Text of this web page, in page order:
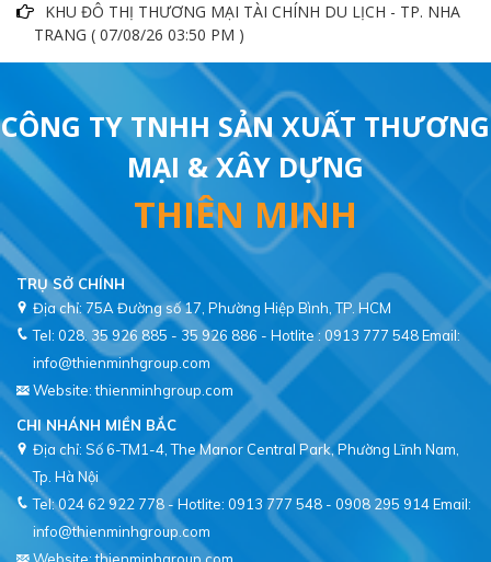
KHU ĐÔ THỊ THƯƠNG MẠI TÀI CHÍNH DU LỊCH - TP. NHA
TRANG ( 07/08/26 03:50 PM )
CÔNG TY TNHH SẢN XUẤT THƯƠNG
MẠI & XÂY DỰNG
THIÊN MINH
TRỤ SỞ CHÍNH
Địa chỉ: 75A Đường số 17, Phường Hiệp Bình, TP. HCM
Tel: 028. 35 926 885 - 35 926 886 - Hotlite : 0913 777 548Email:
info@thienminhgroup.com
Website: thienminhgroup.com
CHI NHÁNH MIỀN BẮC
Địa chỉ: Số 6-TM1-4, The Manor Central Park, Phường Lĩnh Nam,
Tel: 024 62 922 778 - Hotlite: 0913 777 548 - 0908 295 914Email:
info@thienminhgroup.com